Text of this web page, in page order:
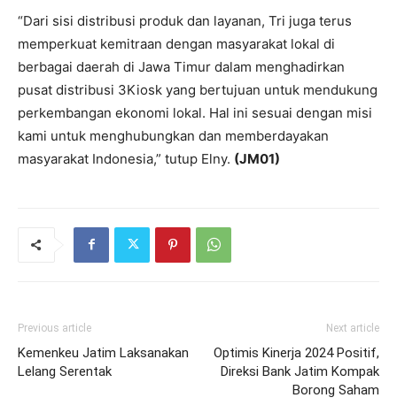
“Dari sisi distribusi produk dan layanan, Tri juga terus
memperkuat kemitraan dengan masyarakat lokal di
berbagai daerah di Jawa Timur dalam menghadirkan
pusat distribusi 3Kiosk yang bertujuan untuk mendukung
perkembangan ekonomi lokal. Hal ini sesuai dengan misi
kami untuk menghubungkan dan memberdayakan
masyarakat Indonesia,” tutup Elny. (JM01)
Previous article
Kemenkeu Jatim Laksanakan
Lelang Serentak
Next article
Optimis Kinerja 2024 Positif,
Direksi Bank Jatim Kompak
Borong Saham